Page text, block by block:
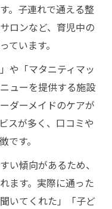
。子連れで通える整
ロンなど、育児中の
ています。
や「マタニティマッ
ューを提供する施設
ダーメイドのケアが
スが多く、口コミや
です。
い傾向があるため、
ます。実際に通った
いてくれた」「子ど